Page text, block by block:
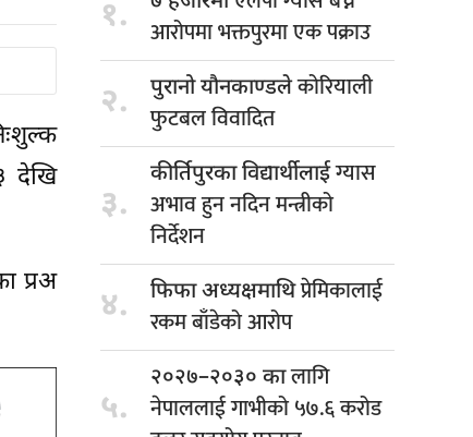
देखि
प्रअ
१.
आरोपमा भक्तपुरमा एक पक्राउ
२. पुरानो यौनकाण्डलेकोरियाली
फुटबल विवादित
३.
कीर्तिपुरका विद्यार्थीलाईग्यास
अभाव हुन नदिन मन्त्रीको
निर्देशन
४. फिफा अध्यक्षमाथिप्रेमिकालाई
रकम बाँडेको आरोप
५.
२०२७–२०३० कालागि
नेपाललाई गाभीको ५७.६ करोड